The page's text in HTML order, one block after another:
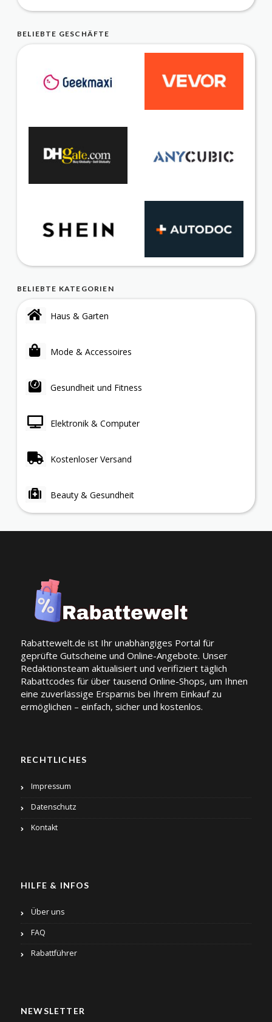
BELIEBTE GESCHÄFTE
BELIEBTE KATEGORIEN
Haus & Garten
Mode & Accessoires
Gesundheit und Fitness
Elektronik & Computer
Kostenloser Versand
Beauty & Gesundheit
Rabattewelt.de ist Ihr unabhängiges Portal für
geprüfte Gutscheine und Online-Angebote. Unser
Redaktionsteam aktualisiert und verifiziert täglich
Rabattcodes für über tausend Online-Shops, um Ihnen
eine zuverlässige Ersparnis bei Ihrem Einkauf zu
ermöglichen – einfach, sicher und kostenlos.
RECHTLICHES
Impressum
Datenschutz
Kontakt
HILFE & INFOS
Über uns
FAQ
Rabattführer
NEWSLETTER